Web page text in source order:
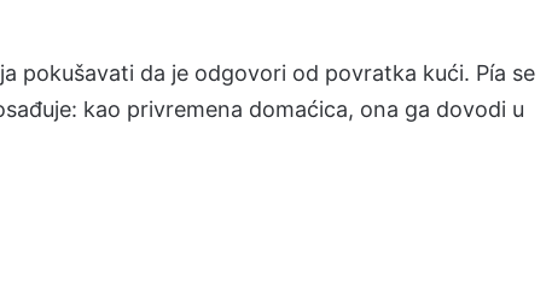
pokušavati da je odgovori od povratka kući. Pía se
kao privremena domaćica, ona ga dovodi u